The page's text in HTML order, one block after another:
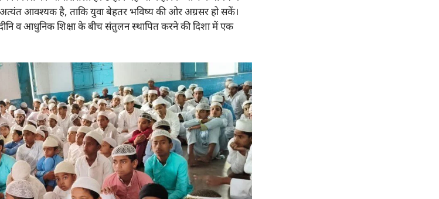
अत्यंत आवश्यक है, ताकि युवा बेहतर भविष्य की ओर अग्रसर हो सकें।
व आधुनिक शिक्षा के बीच संतुलन स्थापित करने की दिशा में एक